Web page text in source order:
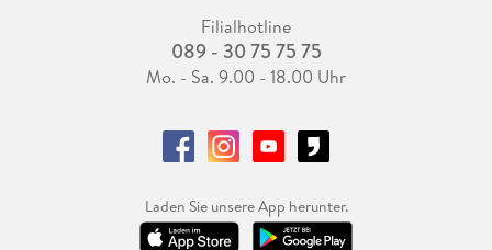
Filialhotline
089 - 30 75 75 75
Mo. - Sa. 9.00 - 18.00 Uhr
Laden Sie unsere App herunter.